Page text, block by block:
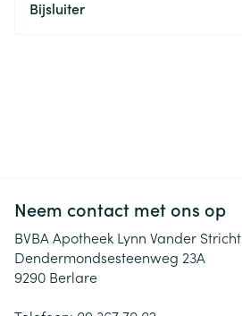
Bijsluiter
Neem contact met ons op
BVBA Apotheek Lynn Vander Stricht
Dendermondsesteenweg 23A
9290 Berlare